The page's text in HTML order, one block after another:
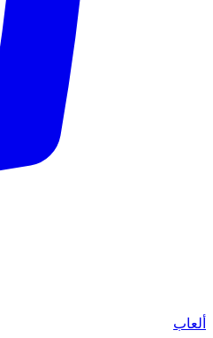
ألعاب